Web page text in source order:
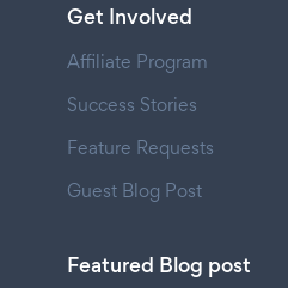
Get Involved
Affiliate Program
Success Stories
Feature Requests
Guest Blog Post
Featured Blog post